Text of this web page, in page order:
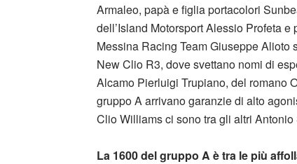
Armaleo, papà e figlia portacolori
dell’Island Motorsport Alessio Profeta
Messina Racing Team Giuseppe
New Clio R3, dove svettano nomi di
Alcamo Pierluigi Trupiano, del romano
gruppo A arrivano garanzie di alto
Clio Williams ci sono tra gli altri
La 1600 del gruppo A è tra le più